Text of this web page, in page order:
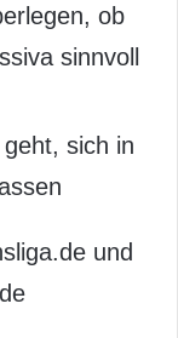
ob
sinnvoll
sich in
und